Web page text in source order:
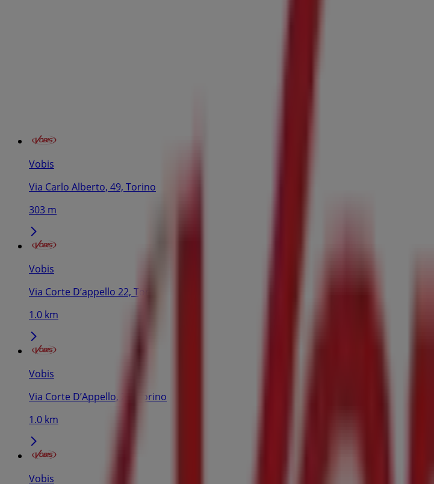
Vobis
Via Carlo Alberto, 49, Torino
303 m
Vobis
Via Corte D’appello 22, Torino
1.0 km
Vobis
Via Corte D’Appello, 22, Torino
1.0 km
Vobis